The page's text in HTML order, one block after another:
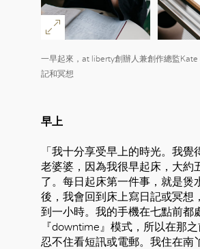
一早起來，at liberty創辦人兼創作總監Kate
記和冥想
早上
「我十分享受早上的時光。我覺
老婆婆，因為我很早起床，大約
了。每日起床第一件事，就是煲
後，我會回到床上寫日記或冥想
到一小時。我的手機在七點前都
『downtime』模式，所以在那
忍不住看短訊或電郵。我住在南